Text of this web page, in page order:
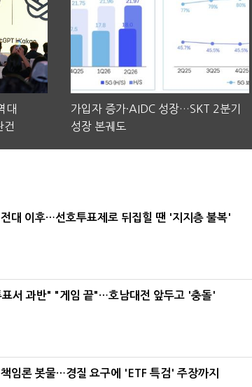
대
건
가입자 증가·AIDC 성장…SKT 2분기
성장 본궤도
대 이후…선호투표제로 뒤집힐 땐 '지지층 불복'
서 과반" "게임 끝"…호남대전 앞두고 '충돌'
임론 봇물…경질 요구에 'ETF 특검' 주장까지